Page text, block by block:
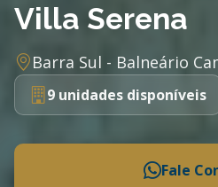
Villa Serena
Barra Sul - Balneário
9 unidades disponíveis
Fale